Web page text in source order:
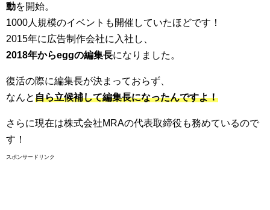
動を開始。
1000人規模のイベントも開催していたほどです！
2015年に広告制作会社に入社し、
2018年からeggの編集長になりました。
復活の際に編集長が決まっておらず、
なんと自ら立候補して編集長になったんですよ！
さらに現在は株式会社MRAの代表取締役も務めているので
す！
スポンサードリンク